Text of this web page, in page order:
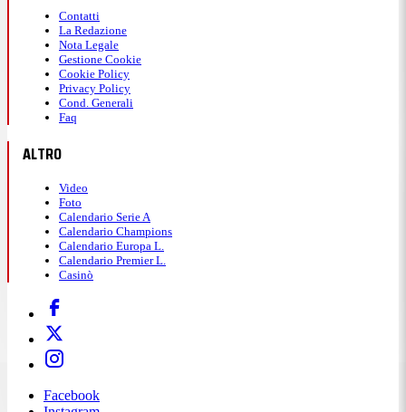
16:54
Leclerc sta bene, partirà dalla
decima posizione
Impatto duro per il monegasco, che ha perso
completamente la sua SF-26 in curva-4, sbattendo
poi contro le barriera fuori pista. Momento
difficilissimo per Leclerc:
Spagna.
16:52
Contatti
La Redazione
Nota Legale
Gestione Cookie
Cookie Policy
Privacy Policy
Cond. Generali
Faq
ALTRO
Video
Foto
Calendario Serie A
Calendario Champions
Calendario Europa L.
Calendario Premier L.
Casinò
Facebook